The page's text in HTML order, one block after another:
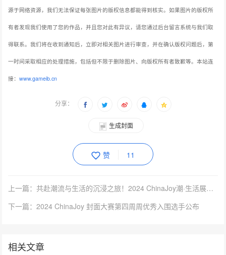
源于网络资源，我们无法保证每张图片的版权信息都能得到核实。如果图片的版权所
有者发现我们使用了您的作品，并且您对此有异议，请您通过后台留言系统与我们取
得联系。我们将在收到通知后，立即对相关图片进行审查，并在确认版权问题后，第
一时间采取相应的处理措施，包括但不限于删除图片、向版权所有者致歉等。本站连
接：www.gameib.cn
分享：
生成封面
赞 11
上一篇：共赴潮流与生活的沉浸之旅！2024 ChinaJoy潮·生活展区【潮家居版块】火热招商中！
下一篇：2024 ChinaJoy 封面大赛第四周周优秀入围选手公布
相关文章